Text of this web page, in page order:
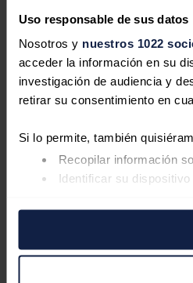
Uso responsable de sus datos
Nosotros y nuestros 1022
acceder la información en su
investigación de audiencia y
retirar su consentimiento en
Si lo permite, también
Recopilar información
Identificar su
Las cookies de este sitio web